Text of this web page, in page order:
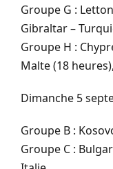
Groupe G :
Gibraltar –
Groupe H :
Malte (18
Dimanche 5
Groupe B :
Groupe C :